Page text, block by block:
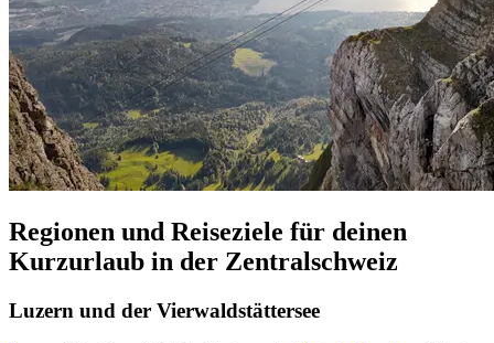
Regionen und Reiseziele für deinen
Kurzurlaub in der Zentralschweiz
Luzern und der Vierwaldstättersee